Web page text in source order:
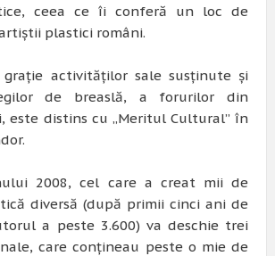
ceea ce îi conferă un loc de
plastici români.
activităţilor sale susţinute şi
de breaslă, a forurilor din
este distins cu „Meritul Cultural” în
2008, cel care a creat mii de
diversă (după primii cinci ani de
a peste 3.600) va deschie trei
care conţineau peste o mie de